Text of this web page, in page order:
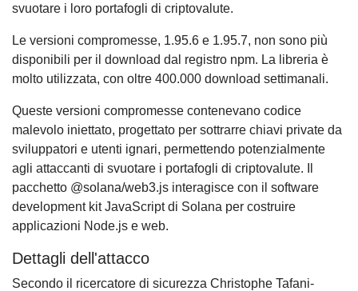
svuotare i loro portafogli di criptovalute.
Le versioni compromesse, 1.95.6 e 1.95.7, non sono più
disponibili per il download dal registro npm. La libreria è
molto utilizzata, con oltre 400.000 download settimanali.
Queste versioni compromesse contenevano codice
malevolo iniettato, progettato per sottrarre chiavi private da
sviluppatori e utenti ignari, permettendo potenzialmente
agli attaccanti di svuotare i portafogli di criptovalute. Il
pacchetto @solana/web3.js interagisce con il software
development kit JavaScript di Solana per costruire
applicazioni Node.js e web.
Dettagli dell'attacco
Secondo il ricercatore di sicurezza Christophe Tafani-